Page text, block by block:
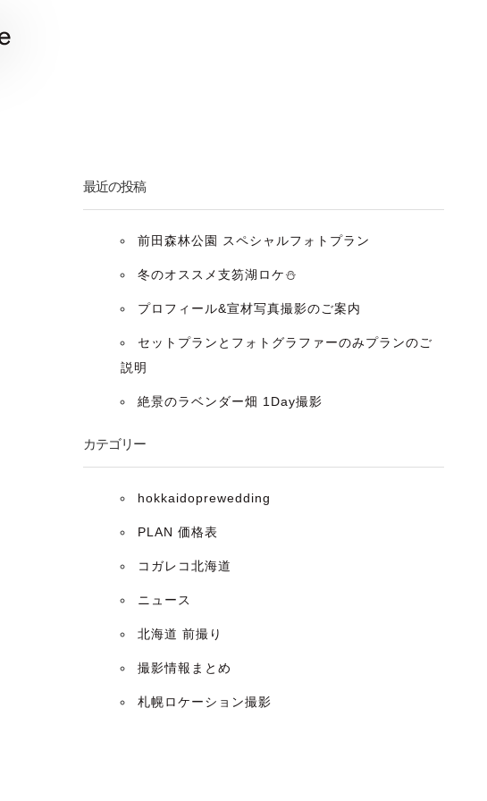
最近の投稿
前田森林公園 スペシャルフォトプラン
冬のオススメ支笏湖ロケ⛄️
プロフィール&宣材写真撮影のご案内
セットプランとフォトグラファーのみプランのご
説明
絶景のラベンダー畑 1Day撮影
カテゴリー
hokkaidoprewedding
PLAN 価格表
コガレコ北海道
ニュース
北海道 前撮り
撮影情報まとめ
札幌ロケーション撮影